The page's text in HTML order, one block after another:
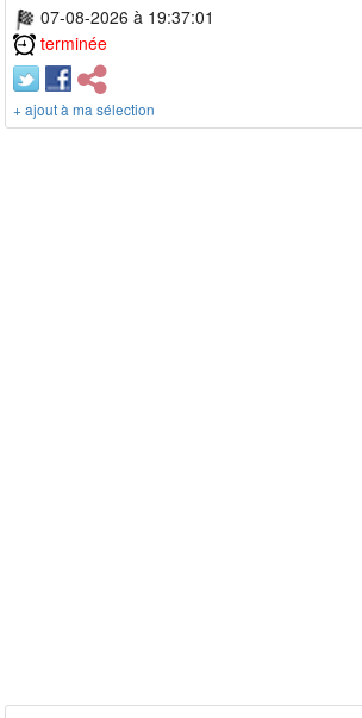
07-08-2026 à 19:37:01
terminée
+ ajout à ma sélection